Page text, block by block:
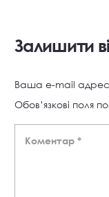
Залишити
Ваша e-mail
Обов’язкові поля